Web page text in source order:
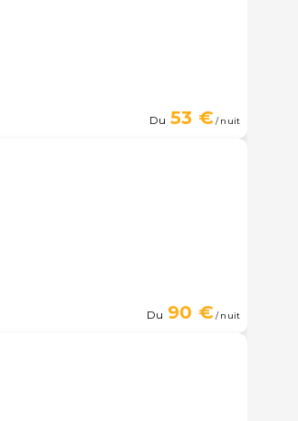
Du 53 €/ nuit
Du 90 €/ nuit